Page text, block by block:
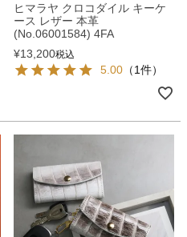
ヒマラヤ クロコダイル キーケ
ース レザー 本革
(No.06001584) 4FA
¥13,200税込
5.00 （1件）